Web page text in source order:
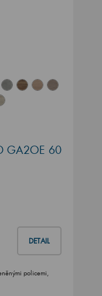
GA2OE 60
DETAIL
policemi,